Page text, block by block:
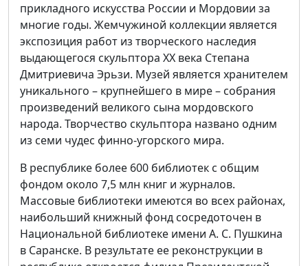
прикладного искусства России и Мордовии за
многие годы. Жемчужиной коллекции является
экспозиция работ из творческого наследия
выдающегося скульптора ХХ века Степана
Дмитриевича Эрьзи. Музей является хранителем
уникального – крупнейшего в мире – собрания
произведений великого сына мордовского
народа. Творчество скульптора названо одним
из семи чудес финно-угорского мира.
В республике более 600 библиотек с общим
фондом около 7,5 млн книг и журналов.
Массовые библиотеки имеются во всех районах,
наибольший книжный фонд сосредоточен в
Национальной библиотеке имени А. С. Пушкина
в Саранске. В результате ее реконструкции в